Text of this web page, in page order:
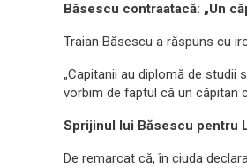
Băsescu contraatacă: „Un
Traian Băsescu a răspuns cu
„Capitanii au diplomă de studii
vorbim de faptul că un căpitan
Sprijinul lui Băsescu pentru
De remarcat că, în ciuda